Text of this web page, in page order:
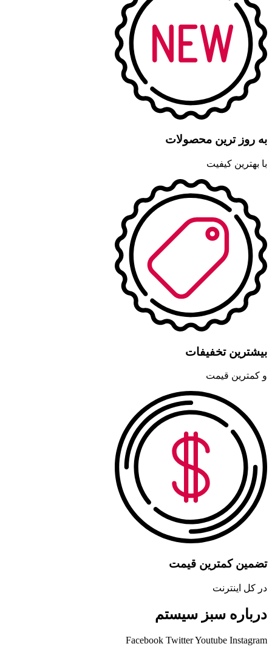
به روز ترین محصولات
با بهترین کیفیت
بیشترین تخفیفات
و کمترین قیمت
تضمین کمترین قیمت
در کل اینترنت
درباره سبز سیستم
Facebook TwitterYoutube Instagram